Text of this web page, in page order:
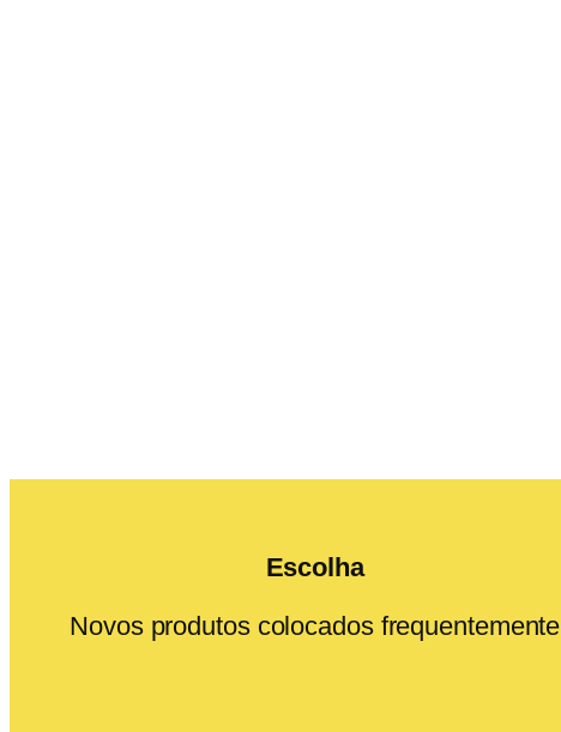
Escolha
Novos produtos colocados frequentemente